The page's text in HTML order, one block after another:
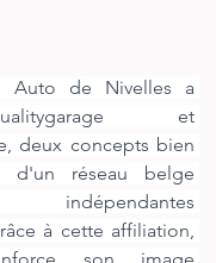
Auto de Nivelles a
et
deux concepts bien
d'un réseau belge
indépendantes
à cette affiliation,